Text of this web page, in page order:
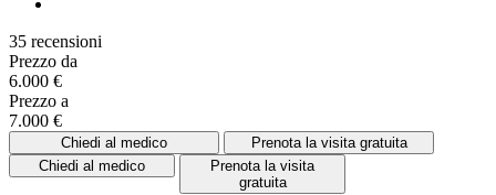
35 recensioni
Prezzo da
6.000 €
Prezzo a
7.000 €
Chiedi al medico
Prenota la visita gratuita
Chiedi al medico
Prenota la visita
gratuita